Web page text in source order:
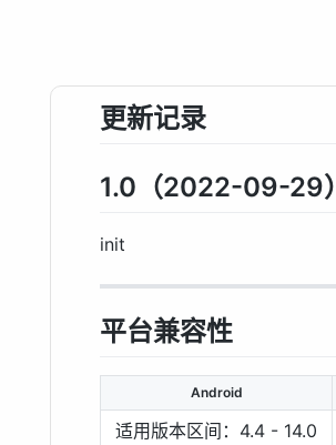
更新记录
1.0（2022-09-29）
init
平台兼容性
Android
适用版本区间：4.4 - 14.0